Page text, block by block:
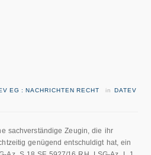
EG : NACHRICHTEN RECHT inDATEV
sachverständige Zeugin, die ihr
genügend entschuldigt hat, ein